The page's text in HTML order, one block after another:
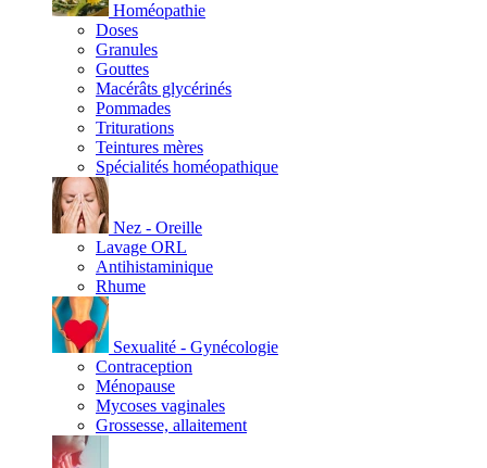
Homéopathie
Doses
Granules
Gouttes
Macérâts glycérinés
Pommades
Triturations
Teintures mères
Spécialités homéopathique
Nez - Oreille
Lavage ORL
Antihistaminique
Rhume
Sexualité - Gynécologie
Contraception
Ménopause
Mycoses vaginales
Grossesse, allaitement